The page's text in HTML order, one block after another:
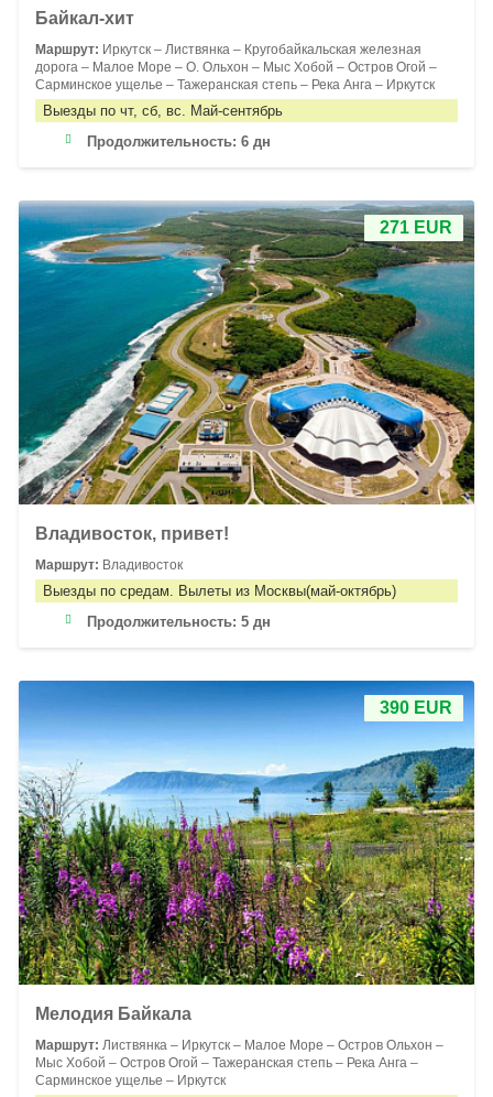
Байкал-хит
Маршрут: Иркутск – Листвянка – Кругобайкальская железная
дорога – Малое Море – О. Ольхон – Мыс Хобой – Остров Огой –
Сарминское ущелье – Тажеранская степь – Река Анга – Иркутск
Выезды по чт, сб, вс. Май-сентябрь
Продолжительность: 6 дн
271 EUR
Владивосток, привет!
Маршрут: Владивосток
Выезды по средам. Вылеты из Москвы(май-октябрь)
Продолжительность: 5 дн
390 EUR
Мелодия Байкала
Маршрут: Листвянка – Иркутск – Малое Море – Остров Ольхон –
Мыс Хобой – Остров Огой – Тажеранская степь – Река Анга –
Сарминское ущелье – Иркутск